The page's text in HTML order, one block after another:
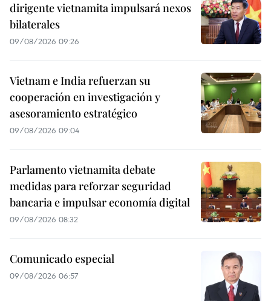
dirigente vietnamita impulsará nexos
bilaterales
09/08/2026 09:26
Vietnam e India refuerzan su
cooperación en investigación y
asesoramiento estratégico
09/08/2026 09:04
Parlamento vietnamita debate
medidas para reforzar seguridad
bancaria e impulsar economía digital
09/08/2026 08:32
Comunicado especial
09/08/2026 06:57